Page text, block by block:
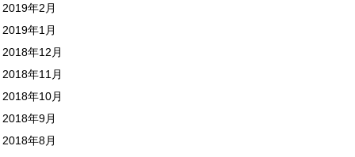
2019年2月
2019年1月
2018年12月
2018年11月
2018年10月
2018年9月
2018年8月